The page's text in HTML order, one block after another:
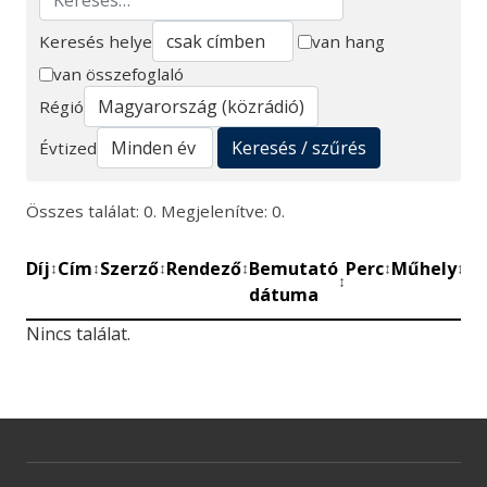
Keresés
Keresés helye
van hang
van összefoglaló
Régió
Évtized
Keresés / szűrés
Összes találat: 0. Megjelenítve: 0.
Díj↕Cím↕Szerző↕Rendező↕Bemutató
dátuma
↕
Perc↕Műhely↕
Nincs találat.